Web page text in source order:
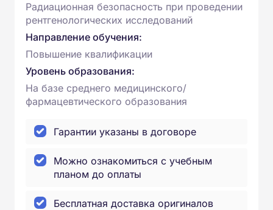
Радиационная безопасность при проведении
рентгенологических исследований
Направление обучения:
Повышение квалификации
Уровень образования:
На базе среднего медицинского/
фармацевтического образования
Гарантии указаны в договоре
Можно ознакомиться с учебным
планом до оплаты
Бесплатная доставка оригиналов